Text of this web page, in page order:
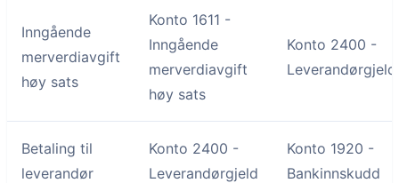
Inngående
merverdiavgift
høy sats
Konto 1611 -
Inngående
merverdiavgift
høy sats
Konto 2400 -
Leverandørgjeld
Betaling til
leverandør
Konto 2400 -
Leverandørgjeld
Konto 1920 -
Bankinnskudd